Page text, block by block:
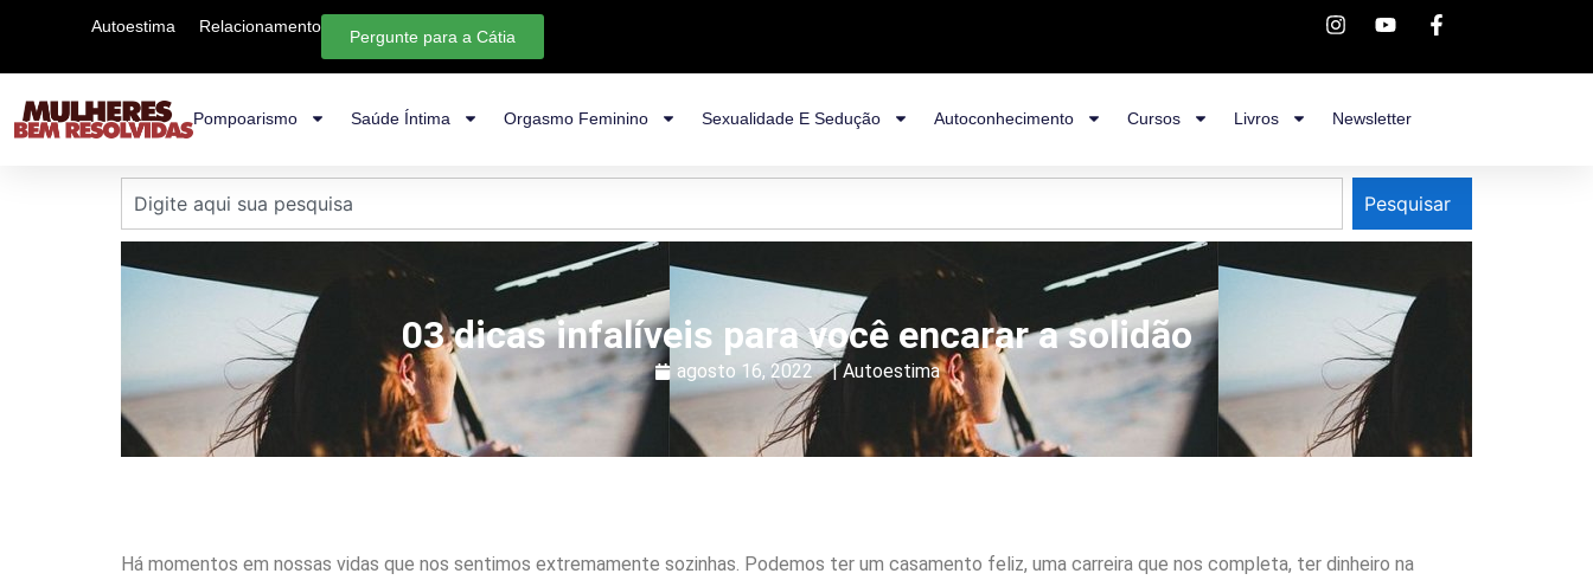
Autoestima Relacionamento
Pergunte para a Cátia
Pompoarismo Saúde Íntima Orgasmo Feminino Sexualidade E Sedução Autoconhecimento Cursos Livros Newsletter
Pesquisar
03 dicas infalíveis para você encarar a solidão
agosto 16, 2022 |Autoestima
Há momentos em nossas vidas que nos sentimos extremamente sozinhas. Podemos ter um casamento feliz, uma carreira que nos completa, ter dinheiro na